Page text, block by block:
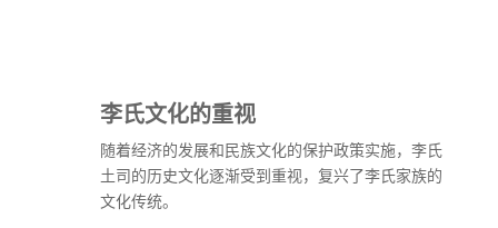
李氏文化的重视
随着经济的发展和民族文化的保护政策实施，李氏
土司的历史文化逐渐受到重视，复兴了李氏家族的
文化传统。